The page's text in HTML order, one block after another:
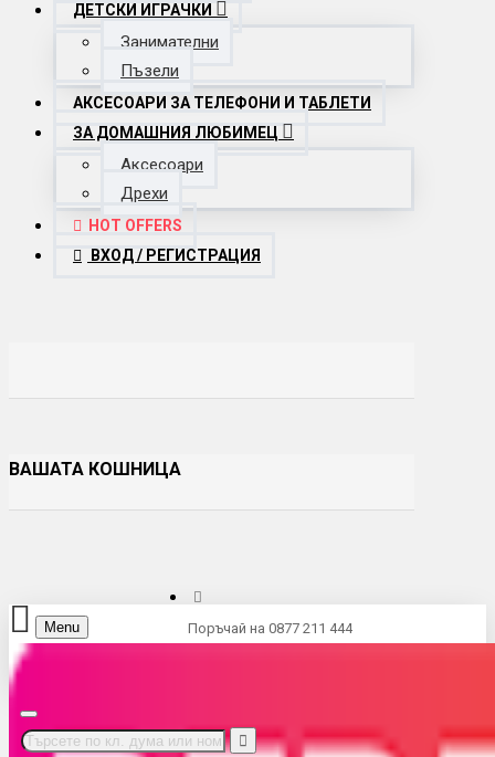
ДЕТСКИ ИГРАЧКИ
Занимателни
Пъзели
АКСЕСОАРИ ЗА ТЕЛЕФОНИ И ТАБЛЕТИ
ЗА ДОМАШНИЯ ЛЮБИМЕЦ
Аксесоари
Дрехи
HOT OFFERS
ВХОД / РЕГИСТРАЦИЯ
ВАШАТА КОШНИЦА
Поръчай на 0877 211 444
Menu